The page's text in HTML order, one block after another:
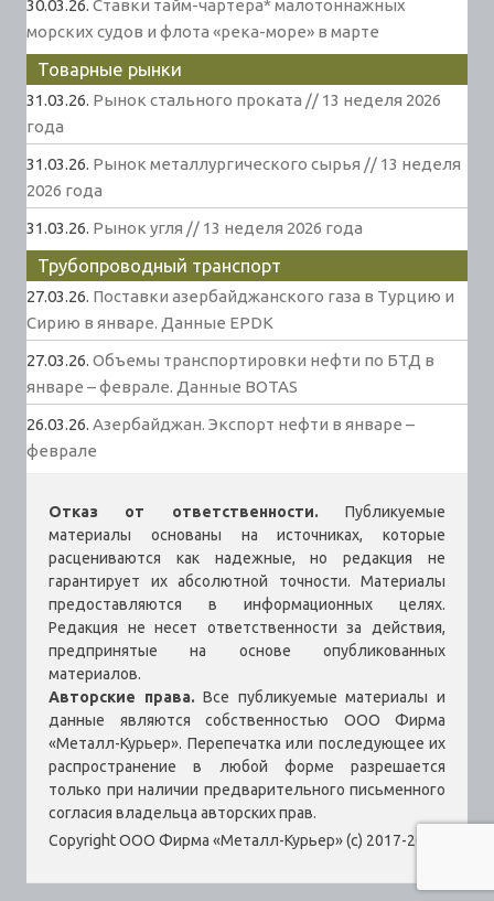
30.03.26. Ставки тайм-чартера* малотоннажных
морских судов и флота «река-море» в марте
Товарные рынки
31.03.26. Рынок стального проката // 13 неделя 2026
года
31.03.26. Рынок металлургического сырья // 13 неделя
2026 года
31.03.26. Рынок угля // 13 неделя 2026 года
Трубопроводный транспорт
27.03.26. Поставки азербайджанского газа в Турцию и
Сирию в январе. Данные EPDK
27.03.26. Объемы транспортировки нефти по БТД в
январе – феврале. Данные BOTAS
26.03.26. Азербайджан. Экспорт нефти в январе –
феврале
Отказ от ответственности. Публикуемые
материалы основаны на источниках, которые
расцениваются как надежные, но редакция не
гарантирует их абсолютной точности. Материалы
предоставляются в информационных целях.
Редакция не несет ответственности за действия,
предпринятые на основе опубликованных
материалов.
Авторские права. Все публикуемые материалы и
данные являются собственностью ООО Фирма
«Металл-Курьер». Перепечатка или последующее их
распространение в любой форме разрешается
только при наличии предварительного письменного
согласия владельца авторских прав.
Copyright ООО Фирма «Металл-Курьер» (c) 2017-2026